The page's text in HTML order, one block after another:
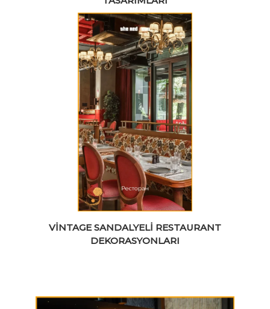
VINTAGE SANDALYELI RESTAURANT
DEKORASYONLARI